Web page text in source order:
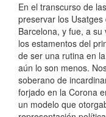
En el transcurso de
preservar los
Barcelona, y fue, a
los estamentos del
de ser una rutina en
aún lo son menos.
soberano de
forjado en la Corona
un modelo que